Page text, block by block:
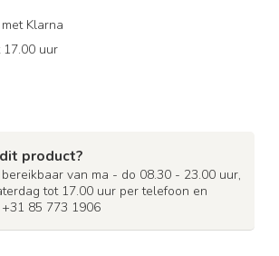
Klarna
17.00 uur
product?
van ma - do 08.30 - 23.00 uur,
tot 17.00 uur per telefoon en
85 773 1906